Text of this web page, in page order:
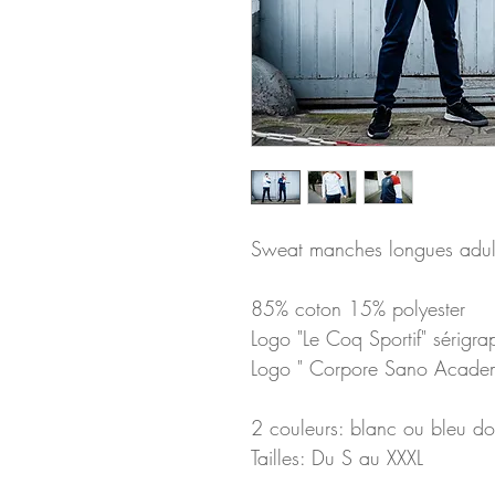
Sweat manches longues
85% coton 15% polyester
Logo "Le Coq Sportif"
Logo " Corpore Sano
2 couleurs: blanc ou bleu
Tailles: Du S au XXXL